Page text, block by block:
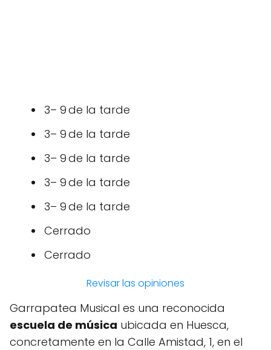
3– 9 de la tarde
3– 9 de la tarde
3– 9 de la tarde
3– 9 de la tarde
3– 9 de la tarde
Cerrado
Cerrado
Revisar las opiniones
Garrapatea Musical es una reconocida
escuela de música ubicada en Huesca,
concretamente en la Calle Amistad, 1, en el